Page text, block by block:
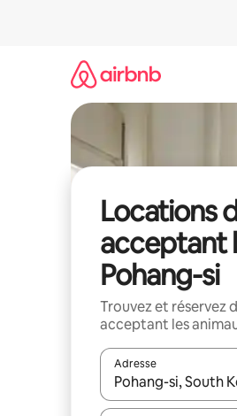
Locations
acceptant
Pohang-si
Trouvez et réservez
acceptant les
Adresse
Lorsque les résultats